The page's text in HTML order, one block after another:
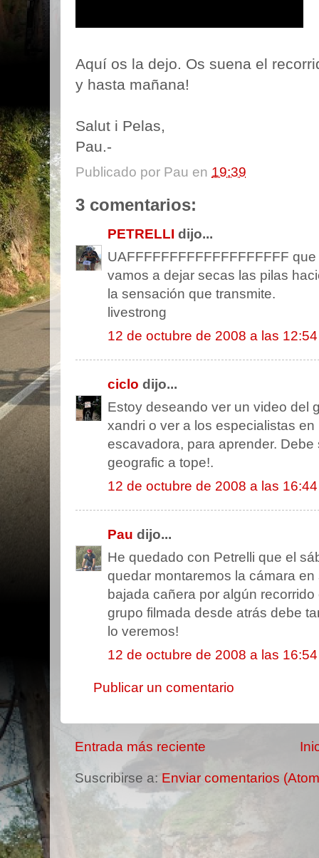
Aquí os la dejo. Os suena el
y hasta mañana!
Salut i Pelas,
Pau.-
Publicado por Pau en 19:39
3 comentarios:
PETRELLI dijo...
UAFFFFFFFFFFFFFFFFFFF
vamos a dejar secas las pilas
la sensación que transmite.
livestrong
12 de octubre de 2008 a las 12:54
ciclo dijo...
Estoy deseando ver un video del
xandri o ver a los especialistas
escavadora, para aprender. Debe
geografic a tope!.
12 de octubre de 2008 a las 16:44
Pau dijo...
He quedado con Petrelli que el
quedar montaremos la cámara
bajada cañera por algún
grupo filmada desde atrás debe
lo veremos!
12 de octubre de 2008 a las 16:54
Publicar un comentario
Entrada más reciente
Suscribirse a: Enviar comentarios